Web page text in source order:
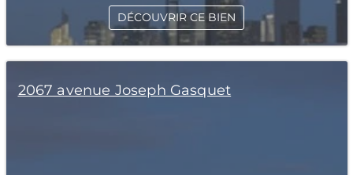
DÉCOUVRIR CE BIEN
2067 avenue Joseph Gasquet